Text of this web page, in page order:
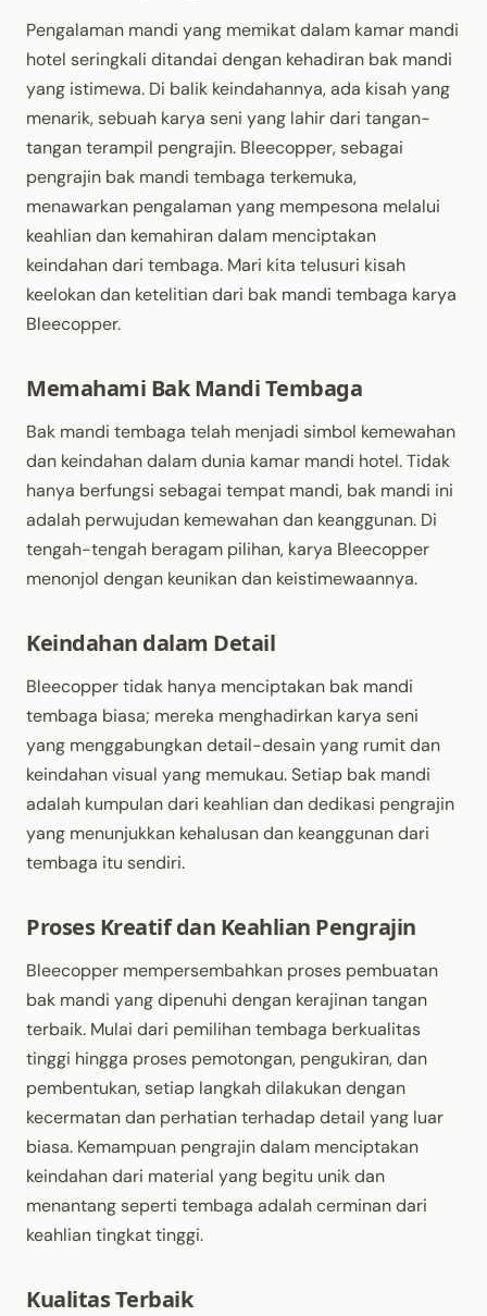
Pengalaman mandi yang memikat dalam kamar mandi
hotel seringkali ditandai dengan kehadiran bak mandi
yang istimewa. Di balik keindahannya, ada kisah yang
menarik, sebuah karya seni yang lahir dari tangan-
tangan terampil pengrajin. Bleecopper, sebagai
pengrajin bak mandi tembaga terkemuka,
menawarkan pengalaman yang mempesona melalui
keahlian dan kemahiran dalam menciptakan
keindahan dari tembaga. Mari kita telusuri kisah
keelokan dan ketelitian dari bak mandi tembaga karya
Bleecopper.
Memahami Bak Mandi Tembaga
Bak mandi tembaga telah menjadi simbol kemewahan
dan keindahan dalam dunia kamar mandi hotel. Tidak
hanya berfungsi sebagai tempat mandi, bak mandi ini
adalah perwujudan kemewahan dan keanggunan. Di
tengah-tengah beragam pilihan, karya Bleecopper
menonjol dengan keunikan dan keistimewaannya.
Keindahan dalam Detail
Bleecopper tidak hanya menciptakan bak mandi
tembaga biasa; mereka menghadirkan karya seni
yang menggabungkan detail-desain yang rumit dan
keindahan visual yang memukau. Setiap bak mandi
adalah kumpulan dari keahlian dan dedikasi pengrajin
yang menunjukkan kehalusan dan keanggunan dari
tembaga itu sendiri.
Proses Kreatif dan Keahlian Pengrajin
Bleecopper mempersembahkan proses pembuatan
bak mandi yang dipenuhi dengan kerajinan tangan
terbaik. Mulai dari pemilihan tembaga berkualitas
tinggi hingga proses pemotongan, pengukiran, dan
pembentukan, setiap langkah dilakukan dengan
kecermatan dan perhatian terhadap detail yang luar
biasa. Kemampuan pengrajin dalam menciptakan
keindahan dari material yang begitu unik dan
menantang seperti tembaga adalah cerminan dari
keahlian tingkat tinggi.
Kualitas Terbaik